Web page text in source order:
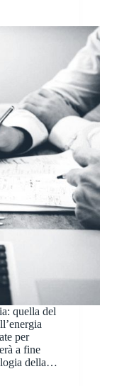
quella del
per
a fine
della…